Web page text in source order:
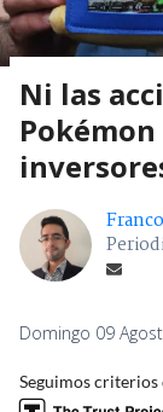
Ni las
Domingo 09
Seguimos criterios